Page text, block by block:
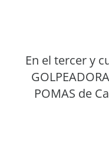
En el tercer y
POMAS de